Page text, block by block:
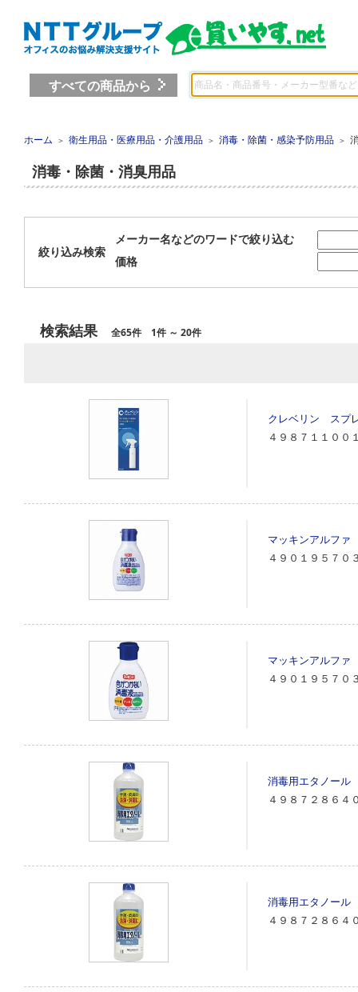
すべての商品から
ホーム ＞ 衛生用品・医療用品・介護用品 ＞ 消毒・除菌・感染予防用品 ＞
消毒・除菌・消臭用品
絞り込み検索
メーカー名などのワードで絞り込む
価格
検索結果 全65件 1件 ～ 20件
クレベリン スプ
４９８７１１００
マッキンアルフ
４９０１９５７０
マッキンアルフ
４９０１９５７０
消毒用エタノー
４９８７２８６４
消毒用エタノー
４９８７２８６４